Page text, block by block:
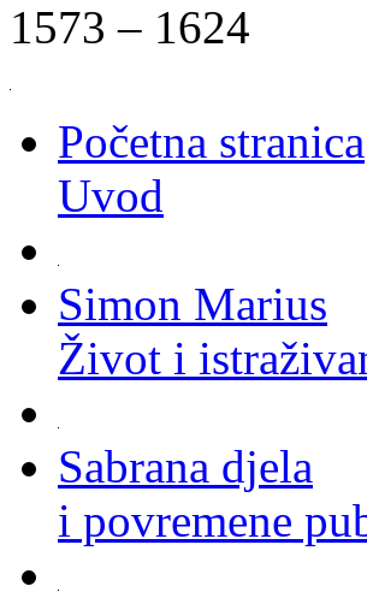
1573 – 1624
Početna stranica
Uvod
Simon Marius
Život i
Sabrana djela
i povremene